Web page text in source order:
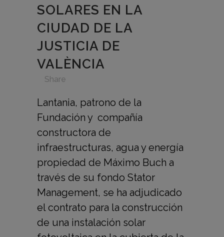
SOLARES EN LA
CIUDAD DE LA
JUSTICIA DE
VALÈNCIA
Share
Lantania, patrono de la
Fundación y compañía
constructora de
infraestructuras, agua y energía
propiedad de Máximo Buch a
través de su fondo Stator
Management, se ha adjudicado
el contrato para la construcción
de una instalación solar